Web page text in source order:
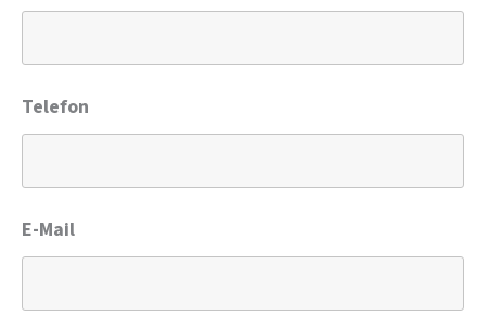
Telefon
E-Mail